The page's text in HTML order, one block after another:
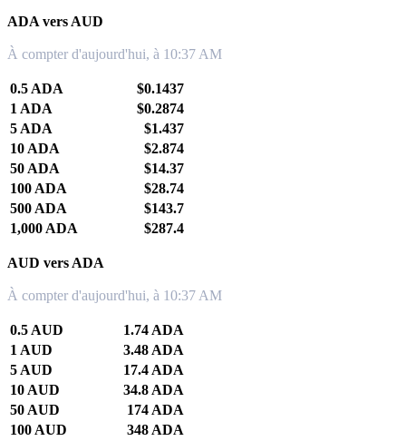
ADA vers AUD
À compter d'aujourd'hui, à 10:37 AM
0.5 ADA
$0.1437
1 ADA
$0.2874
5 ADA
$1.437
10 ADA
$2.874
50 ADA
$14.37
100 ADA
$28.74
500 ADA
$143.7
1,000 ADA
$287.4
AUD vers ADA
À compter d'aujourd'hui, à 10:37 AM
0.5 AUD
1.74 ADA
1 AUD
3.48 ADA
5 AUD
17.4 ADA
10 AUD
34.8 ADA
50 AUD
174 ADA
100 AUD
348 ADA